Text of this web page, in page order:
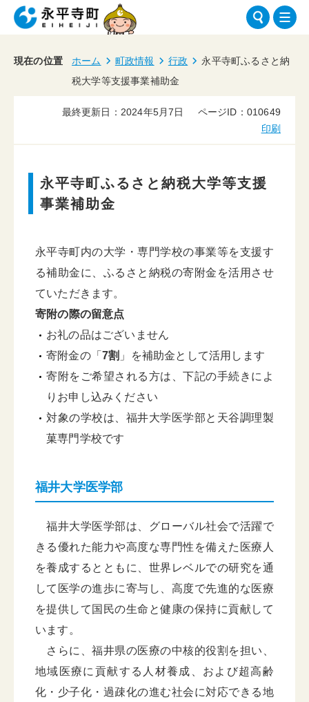
現在の位置 ホーム 町政情報 行政
永平寺町ふるさと納
税大学等支援事業補助金
最終更新日：2024年5月7日
ページID：010649
印刷
永平寺町ふるさと納税大学等支援
事業補助金
永平寺町内の大学・専門学校の事業等を支援す
る補助金に、ふるさと納税の寄附金を活用させ
ていただきます。
寄附の際の留意点
お礼の品はございません
寄附金の「 7割 」を補助金として活用します
寄附をご希望される方は、下記の手続きによ
りお申し込みください
対象の学校は、福井大学医学部と天谷調理製
菓専門学校です
福井大学医学部
福井大学医学部は、グローバル社会で活躍で
きる優れた能力や高度な専門性を備えた医療人
を養成するとともに、世界レベルでの研究を通
して医学の進歩に寄与し、高度で先進的な医療
を提供して国民の生命と健康の保持に貢献して
います。
さらに、福井県の医療の中核的役割を担い、
地域医療に貢献する人材養成、および超高齢
化・少子化・過疎化の進む社会に対応できる地